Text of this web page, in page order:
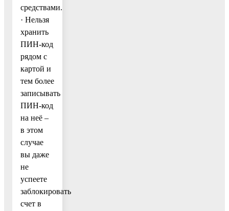
средствами.
· Нельзя
хранить
ПИН-код
рядом с
картой и
тем более
записывать
ПИН-код
на неё –
в этом
случае
вы даже
не
успеете
заблокировать
счет в